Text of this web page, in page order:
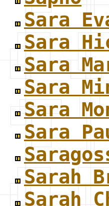
Sara
Sara
Sara
Sara
Sara
Sara
Sarah
Sarah